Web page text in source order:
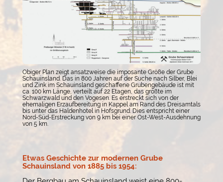
Obiger Plan zeigt ansatzweise die imposante Größe der Grube
Schauinsland. Das in 800 Jahren auf der Suche nach Silber, Blei
und Zink im Schauinsland geschaffene Grubengebäude ist mit
ca. 100 km Länge, verteilt auf 22 Etagen, das größte im
Schwarzwald und den Vogesen. Es erstreckt sich von der
ehemaligen Erzaufbereitung in Kappel am Rand des Dreisamtals
bis unter das Haldenhotel in Hofsgrund. Dies entspricht einer
Nord-Süd-Erstreckung von 9 km bei einer Ost-West-Ausdehnung
von 5 km.
Etwas Geschichte zur modernen Grube
Schauinsland von 1885 bis 1954: